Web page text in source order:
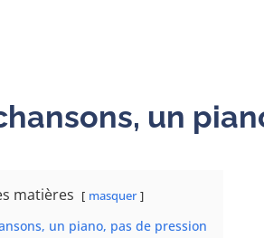
un
matières masquer
un piano, pas de pression